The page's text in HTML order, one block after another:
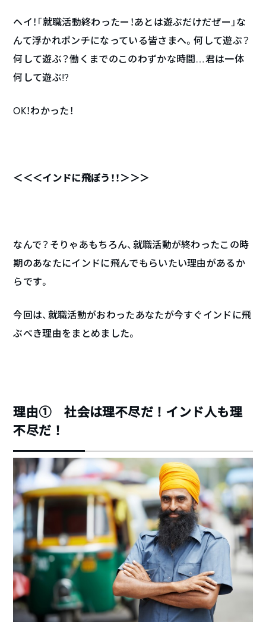
ヘイ！「就職活動終わったー！あとは遊ぶだけだぜー」な
んて浮かれポンチになっている皆さまへ。何して遊ぶ？
何して遊ぶ？働くまでのこのわずかな時間…君は一体
何して遊ぶ!?
OK！わかった！
＜＜＜インドに飛ぼう！！＞＞＞
なんで？そりゃあもちろん、就職活動が終わったこの時
期のあなたにインドに飛んでもらいたい理由があるか
らです。
今回は、就職活動がおわったあなたが今すぐインドに飛
ぶべき理由をまとめました。
理由① 社会は理不尽だ！インド人も理
不尽だ！